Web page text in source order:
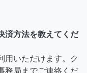
済方法を教えてくだ
用いただけます。ク
務局までご連絡くだ